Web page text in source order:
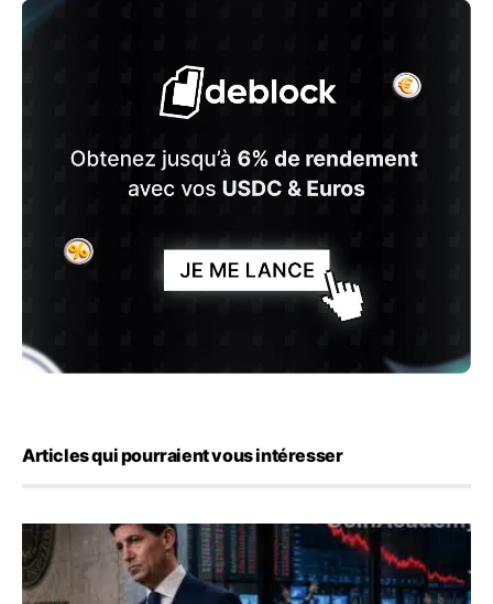
Articles qui pourraient vous intéresser
Kevin Warsh maintient sa communication minimaliste